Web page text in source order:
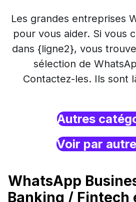
Les grandes entreprises
pour vous aider. Si vous
dans {ligne2}, vous
sélection de
Contactez-les. Ils sont
Autres
Voir par
WhatsApp
Banking / Fintech